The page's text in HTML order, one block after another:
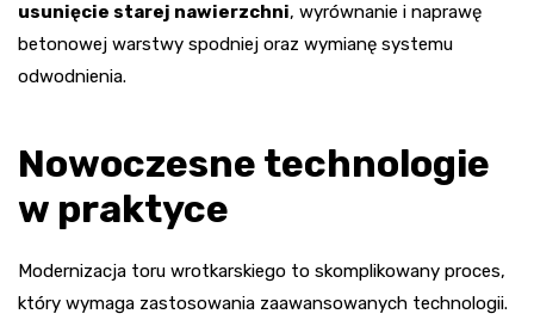
usunięcie starej nawierzchni, wyrównanie i naprawę
betonowej warstwy spodniej oraz wymianę systemu
odwodnienia.
Nowoczesne technologie
w praktyce
Modernizacja toru wrotkarskiego to skomplikowany proces,
który wymaga zastosowania zaawansowanych technologii.